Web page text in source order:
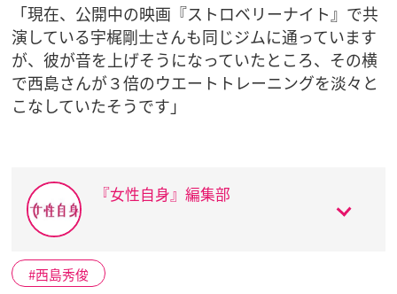
「現在、公開中の映画『ストロベリーナイト』で共
演している宇梶剛士さんも同じジムに通っています
が、彼が音を上げそうになっていたところ、その横
で西島さんが３倍のウエートトレーニングを淡々と
こなしていたそうです」
『女性自身』編集部
西島秀俊